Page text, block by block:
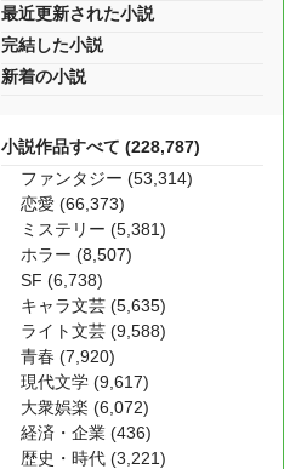
最近更新された小説
完結した小説
新着の小説
小説作品すべて (228,787)
ファンタジー (53,314)
恋愛 (66,373)
ミステリー (5,381)
ホラー (8,507)
SF (6,738)
キャラ文芸 (5,635)
ライト文芸 (9,588)
青春 (7,920)
現代文学 (9,617)
大衆娯楽 (6,072)
経済・企業 (436)
歴史・時代 (3,221)